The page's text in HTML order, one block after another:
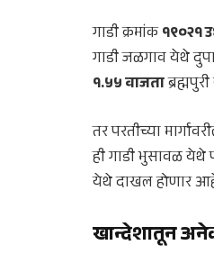
गाडी क्रमांक१९०२१
गाडी जळगाव येथे
१.५५ वाजता
तर परतीच्या
ही गाडी भुसावळ येथे
येथे दाखल होणार
खान्देशातून